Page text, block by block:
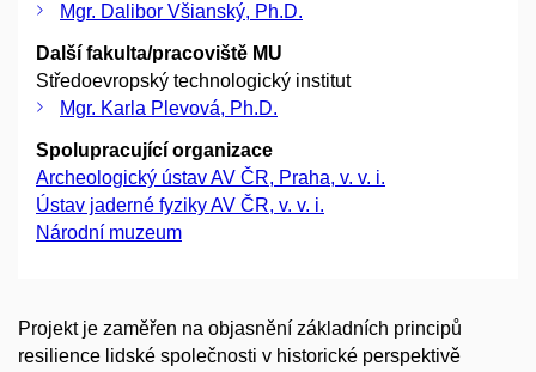
Mgr. Dalibor Všianský, Ph.D.
Další fakulta/pracoviště MU
Středoevropský technologický institut
Mgr. Karla Plevová, Ph.D.
Spolupracující organizace
Archeologický ústav AV ČR, Praha, v. v. i.
Ústav jaderné fyziky AV ČR, v. v. i.
Národní muzeum
Projekt je zaměřen na objasnění základních principů
resilience lidské společnosti v historické perspektivě